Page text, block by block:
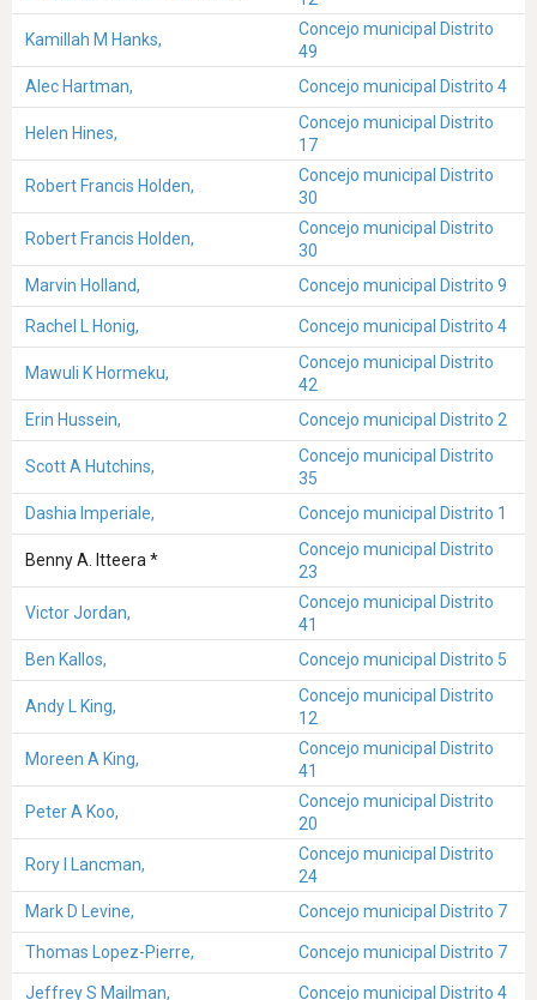
Kamillah M Hanks,
Concejo municipal Distrito
49
Alec Hartman,
Concejo municipal Distrito 4
Helen Hines,
Concejo municipal Distrito
17
Robert Francis Holden,
Concejo municipal Distrito
30
Robert Francis Holden,
Concejo municipal Distrito
30
Marvin Holland,
Concejo municipal Distrito 9
Rachel L Honig, Concejo municipal Distrito 4
Mawuli K Hormeku,
Concejo municipal Distrito
42
Erin Hussein,
Concejo municipal Distrito 2
Scott A Hutchins,
Concejo municipal Distrito
35
Dashia Imperiale,
Concejo municipal Distrito 1
Benny A. Itteera *
Concejo municipal Distrito
23
Victor Jordan,
Concejo municipal Distrito
41
Ben Kallos,
Concejo municipal Distrito 5
Andy L King,
Concejo municipal Distrito
12
Moreen A King,
Concejo municipal Distrito
41
Peter A Koo,
Concejo municipal Distrito
20
Rory I Lancman,
Concejo municipal Distrito
24
Mark D Levine,
Concejo municipal Distrito 7
Thomas Lopez-Pierre, Concejo municipal Distrito 7
Jeffrey S Mailman, Concejo municipal Distrito 4